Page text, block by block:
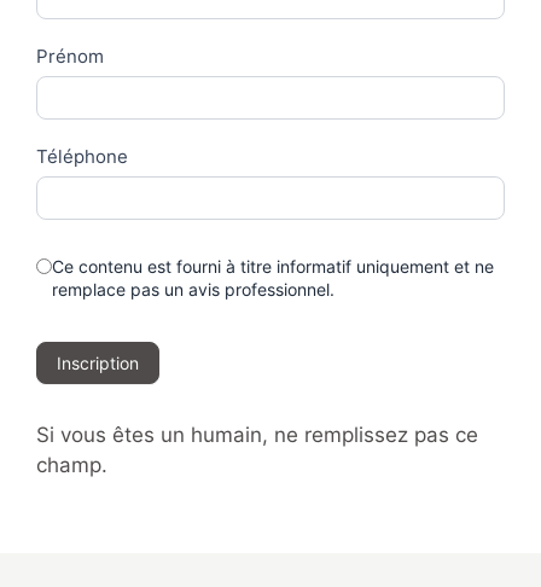
Prénom
Téléphone
Ce contenu est fourni à titre informatif uniquement et ne
remplace pas un avis professionnel.
Inscription
Si vous êtes un humain, ne remplissez pas ce
champ.